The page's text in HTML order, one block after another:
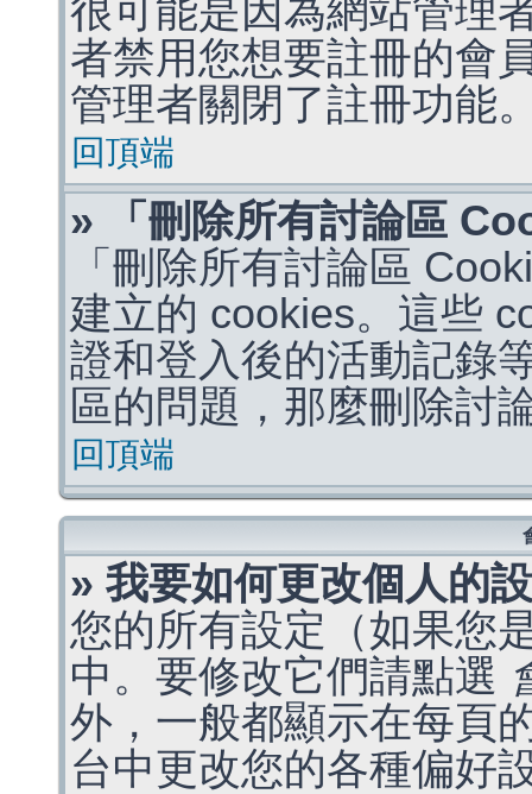
很可能是因為網站管理
者禁用您想要註冊的會
管理者關閉了註冊功能
回頂端
» 「刪除所有討論區
「刪除所有討論區
建立的 cookies。這些
證和登入後的活動記錄
區的問題，那麼刪除討
回頂端
» 我要如何更改個人的
您的所有設定（如果您
中。要修改它們請點選
外，一般都顯示在每頁
台中更改您的各種偏好